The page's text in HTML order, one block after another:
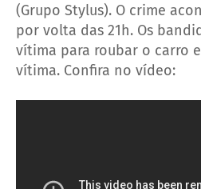
(Grupo Stylus). O crime
por volta das 21h. Os
vítima para roubar o carro
vítima. Confira no vídeo: